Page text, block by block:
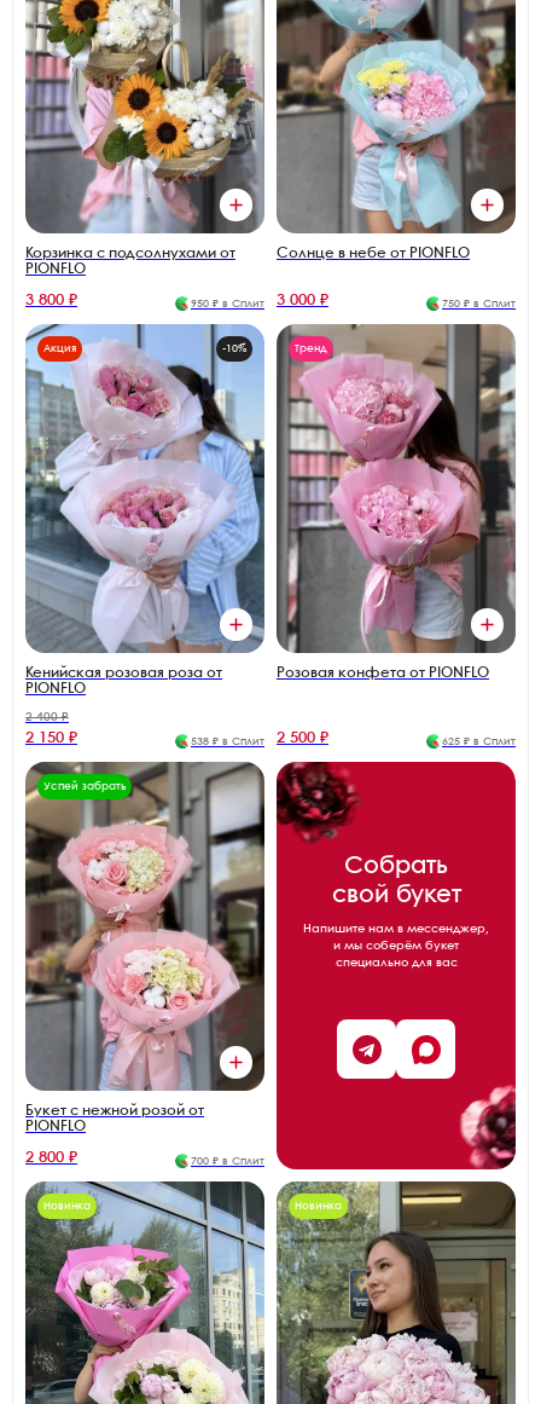
Корзинка с подсолнухами от
PIONFLO
3 800 ₽ 950 ₽ в Сплит
Солнце в небе от PIONFLO
3 000 ₽ 750 ₽ в Сплит
Акция -10%
Кенийская розовая роза от
PIONFLO
2 400 ₽
2 150 ₽ 538 ₽ в Сплит
Тренд
Розовая конфета от PIONFLO
2 500 ₽ 625 ₽ в Сплит
Успей забрать
Букет с нежной розой от
PIONFLO
2 800 ₽ 700 ₽ в Сплит
Собрать
свой букет
Напишите нам в мессенджер,
и мы соберём букет
специально для вас
Новинка Новинка